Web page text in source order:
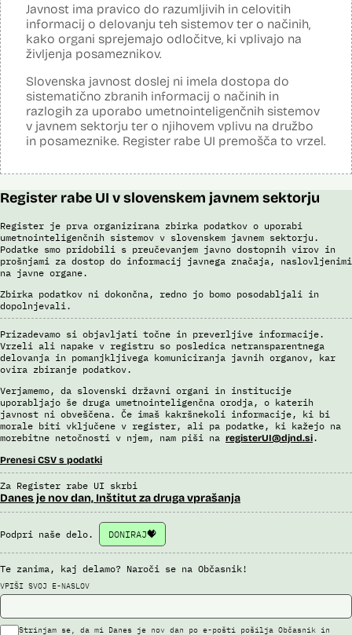
zavrnitve vstopa. S sistemom zajemajo izjave tujcev, njihove listine,
obrazne fotografije v času postopka ter prstne odtise. Sistem
podatke preverja v bazah podatkov policije (evidence prekrškov in
evidence dogodkov), evidenci iskanih oseb, Schengenskem
informacijskem sistemu, Vizumskem informacijskem sistemu in bazah
S sistemom AFIS (Automated Fingerprint Identification System /
Sistem za avtomatizirano identifikacijo prstnih odtisov), ki temelji na
uporabi algoritmov za izdelavo in iskanje biometričnih razpoznavnih
znakov, je omogočena primerjava in iskanje prstnih odtisov.
Brošura 60 let informacijsko telekomunikacijskega sistema policije
Odgovor na zahtevo za dostop do informacij javnega značaja
Javnost ima pravico do razumljivih in celovitih
informacij o delovanju teh sistemov ter o načinih,
kako organi sprejemajo odločitve, ki vplivajo na
življenja posameznikov.
Slovenska javnost doslej ni imela dostopa do
sistematično zbranih informacij o načinih in
razlogih za uporabo umetnointeligenčnih sistemov
v javnem sektorju ter o njihovem vplivu na družbo
in posameznike. Register rabe UI premošča to vrzel.
Register rabe UI v slovenskem javnem sektorju
Register je prva organizirana zbirka podatkov o uporabi
umetnointeligenčnih sistemov v slovenskem javnem sektorju.
Podatke smo pridobili s preučevanjem javno dostopnih virov in
prošnjami za dostop do informacij javnega značaja, naslovljenimi
na javne organe.
Zbirka podatkov ni dokončna, redno jo bomo posodabljali in
dopolnjevali.
Prizadevamo si objavljati točne in preverljive informacije.
Vrzeli ali napake v registru so posledica netransparentnega
delovanja in pomanjkljivega komuniciranja javnih organov, kar
ovira zbiranje podatkov.
Verjamemo, da slovenski državni organi in institucije
uporabljajo še druga umetnointeligenčna orodja, o katerih
javnost ni obveščena. Če imaš kakršnekoli informacije, ki bi
morale biti vključene v register, ali pa podatke, ki kažejo na
morebitne netočnosti v njem, nam piši na registerUI@djnd.si.
Prenesi CSV s podatki
Za Register rabe UI skrbi
Danes je nov dan, Inštitut za druga vprašanja
Podpri naše delo. DONIRAJ
Te zanima, kaj delamo? Naroči se na Občasnik!
VPIŠI SVOJ E-NASLOV
Strinjam se, da mi Danes je nov dan po e-pošti pošilja Občasnik in